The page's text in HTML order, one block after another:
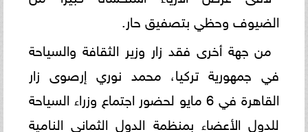
الضيوف وحظي بتصفيق حار.
من جهة أخرى فقد زار وزير الثقافة والسياحة
في جمهورية تركيا، محمد نوري إرصوى زار
القاهرة في 6 مايو لحضور اجتماع وزراء السياحة
للدول الأعضاء بمنظمة الدول الثماني النامية